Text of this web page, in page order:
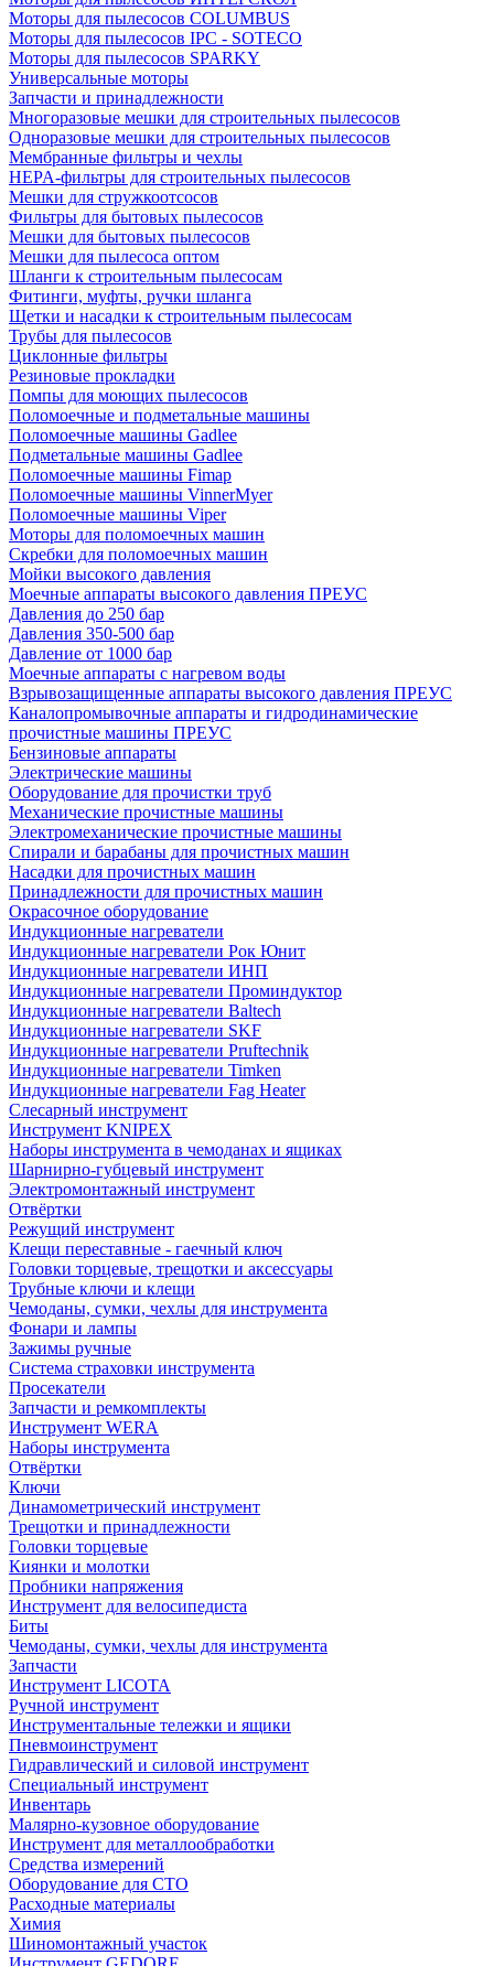
Моторы для пылесосов COLUMBUS
Моторы для пылесосов IPC - SOTECO
Моторы для пылесосов SPARKY
Универсальные моторы
Запчасти и принадлежности
Многоразовые мешки для строительных пылесосов
Одноразовые мешки для строительных пылесосов
Мембранные фильтры и чехлы
HEPA-фильтры для строительных пылесосов
Мешки для стружкоотсосов
Фильтры для бытовых пылесосов
Мешки для бытовых пылесосов
Мешки для пылесоса оптом
Шланги к строительным пылесосам
Фитинги, муфты, ручки шланга
Щетки и насадки к строительным пылесосам
Трубы для пылесосов
Циклонные фильтры
Резиновые прокладки
Помпы для моющих пылесосов
Поломоечные и подметальные машины
Поломоечные машины Gadlee
Подметальные машины Gadlee
Поломоечные машины Fimap
Поломоечные машины VinnerMyer
Поломоечные машины Viper
Моторы для поломоечных машин
Скребки для поломоечных машин
Мойки высокого давления
Моечные аппараты высокого давления ПРЕУС
Давления до 250 бар
Давления 350-500 бар
Давление от 1000 бар
Моечные аппараты с нагревом воды
Взрывозащищенные аппараты высокого давления ПРЕУС
Каналопромывочные аппараты и гидродинамические
прочистные машины ПРЕУС
Бензиновые аппараты
Электрические машины
Оборудование для прочистки труб
Механические прочистные машины
Электромеханические прочистные машины
Спирали и барабаны для прочистных машин
Насадки для прочистных машин
Принадлежности для прочистных машин
Окрасочное оборудование
Индукционные нагреватели
Индукционные нагреватели Рок Юнит
Индукционные нагреватели ИНП
Индукционные нагреватели Проминдуктор
Индукционные нагреватели Baltech
Индукционные нагреватели SKF
Индукционные нагреватели Pruftechnik
Индукционные нагреватели Timken
Индукционные нагреватели Fag Heater
Слесарный инструмент
Инструмент KNIPEX
Наборы инструмента в чемоданах и ящиках
Шарнирно-губцевый инструмент
Электромонтажный инструмент
Отвёртки
Режущий инструмент
Клещи переставные - гаечный ключ
Головки торцевые, трещотки и аксессуары
Трубные ключи и клещи
Чемоданы, сумки, чехлы для инструмента
Фонари и лампы
Зажимы ручные
Система страховки инструмента
Просекатели
Запчасти и ремкомплекты
Инструмент WERA
Наборы инструмента
Отвёртки
Ключи
Динамометрический инструмент
Трещотки и принадлежности
Головки торцевые
Киянки и молотки
Пробники напряжения
Инструмент для велосипедиста
Биты
Чемоданы, сумки, чехлы для инструмента
Запчасти
Инструмент LICOTA
Ручной инструмент
Инструментальные тележки и ящики
Пневмоинструмент
Гидравлический и силовой инструмент
Специальный инструмент
Инвентарь
Малярно-кузовное оборудование
Инструмент для металлообработки
Средства измерений
Оборудование для СТО
Расходные материалы
Химия
Шиномонтажный участок